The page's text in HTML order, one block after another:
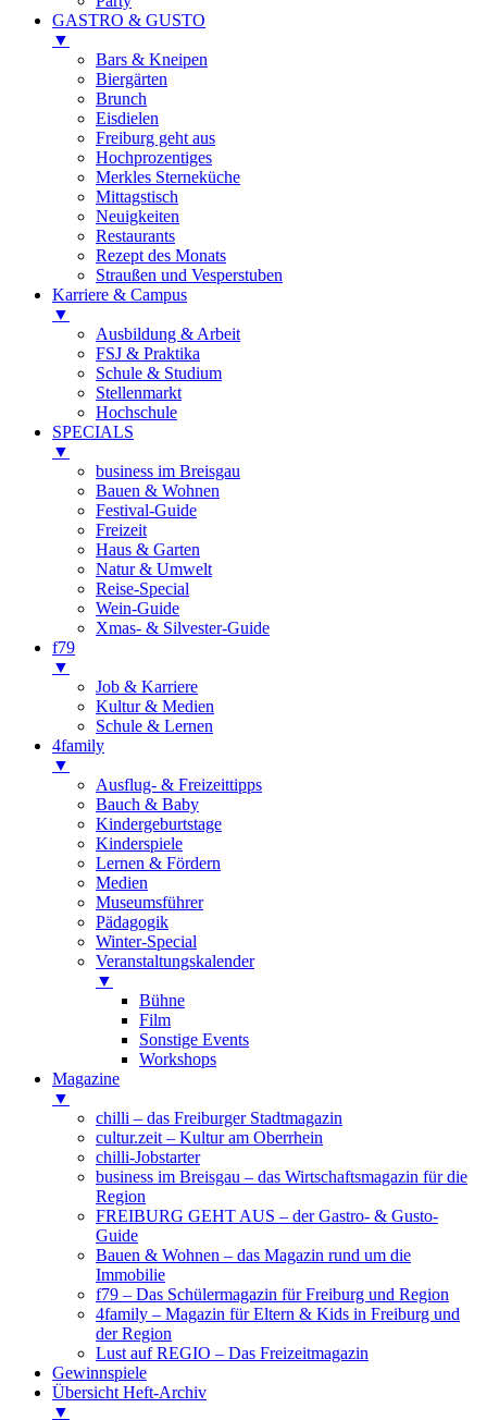
GASTRO & GUSTO
▼
Bars & Kneipen
Biergärten
Brunch
Eisdielen
Freiburg geht aus
Hochprozentiges
Merkles Sterneküche
Mittagstisch
Neuigkeiten
Restaurants
Rezept des Monats
Straußen und Vesperstuben
Karriere & Campus
▼
Ausbildung & Arbeit
FSJ & Praktika
Schule & Studium
Stellenmarkt
Hochschule
SPECIALS
▼
business im Breisgau
Bauen & Wohnen
Festival-Guide
Freizeit
Haus & Garten
Natur & Umwelt
Reise-Special
Wein-Guide
Xmas- & Silvester-Guide
f79
▼
Job & Karriere
Kultur & Medien
Schule & Lernen
4family
▼
Ausflug- & Freizeittipps
Bauch & Baby
Kindergeburtstage
Kinderspiele
Lernen & Fördern
Medien
Museumsführer
Pädagogik
Winter-Special
Veranstaltungskalender
▼
Bühne
Film
Sonstige Events
Workshops
Magazine
▼
chilli – das Freiburger Stadtmagazin
cultur.zeit – Kultur am Oberrhein
chilli-Jobstarter
business im Breisgau – das Wirtschaftsmagazin für die
Region
FREIBURG GEHT AUS – der Gastro- & Gusto-
Guide
Bauen & Wohnen – das Magazin rund um die
Immobilie
f79 – Das Schülermagazin für Freiburg und Region
4family – Magazin für Eltern & Kids in Freiburg und
der Region
Lust auf REGIO – Das Freizeitmagazin
Gewinnspiele
Übersicht Heft-Archiv
▼